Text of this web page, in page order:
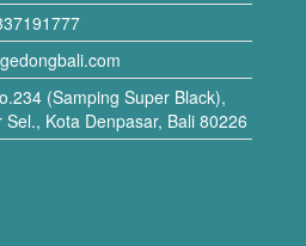
(Samping Super Black),
Kota Denpasar, Bali 80226